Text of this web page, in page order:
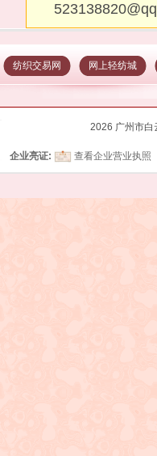
纺织交易网 网上轻纺城
2026 广州市白
企业亮证:
查看企业营业执照